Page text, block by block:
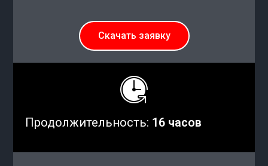
Скачать заявку
Продолжительность: 16 часов